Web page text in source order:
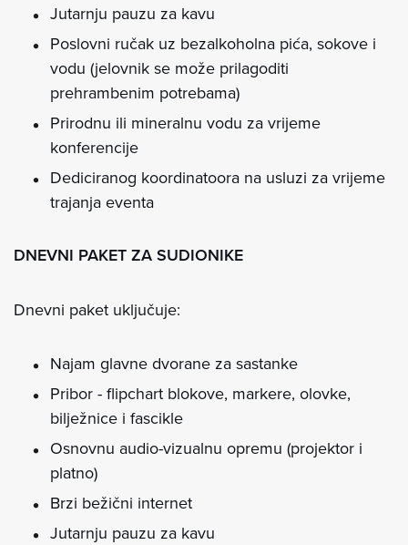
Jutarnju pauzu za kavu
Poslovni ručak uz bezalkoholna pića, sokove i
vodu (jelovnik se može prilagoditi
prehrambenim potrebama)
Prirodnu ili mineralnu vodu za vrijeme
konferencije
Dediciranog koordinatoora na usluzi za vrijeme
trajanja eventa
DNEVNI PAKET ZA SUDIONIKE
Dnevni paket uključuje:
Najam glavne dvorane za sastanke
Pribor - flipchart blokove, markere, olovke,
bilježnice i fascikle
Osnovnu audio-vizualnu opremu (projektor i
platno)
Brzi bežični internet
Jutarnju pauzu za kavu